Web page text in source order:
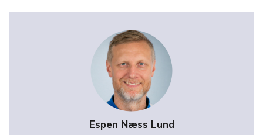
Espen Næss Lund